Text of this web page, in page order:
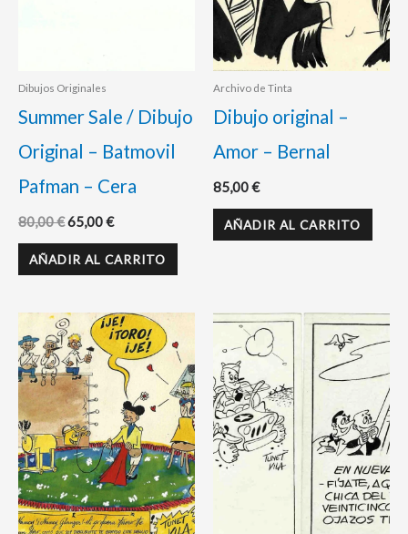
Dibujos Originales
Summer Sale / Dibujo
Original – Batmovil
Pafman – Cera
80,00€65,00€
AÑADIR AL CARRITO
Archivo de Tinta
Dibujo original –
Amor – Bernal
85,00€
AÑADIR AL CARRITO